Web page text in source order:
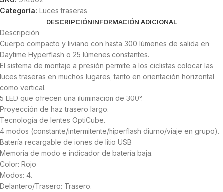
Categoría: Luces traseras
DESCRIPCIÓNINFORMACIÓN ADICIONAL
Descripción
Cuerpo compacto y liviano con hasta 300 lúmenes de salida en
Daytime Hyperflash o 25 lúmenes constantes.
El sistema de montaje a presión permite a los ciclistas colocar las
luces traseras en muchos lugares, tanto en orientación horizontal
como vertical.
5 LED que ofrecen una iluminación de 300°.
Proyección de haz trasero largo.
Tecnología de lentes OptiCube.
4 modos (constante/intermitente/hiperflash diurno/viaje en grupo).
Batería recargable de iones de litio USB
Memoria de modo e indicador de batería baja.
Color: Rojo
Modos: 4.
Delantero/Trasero: Trasero.